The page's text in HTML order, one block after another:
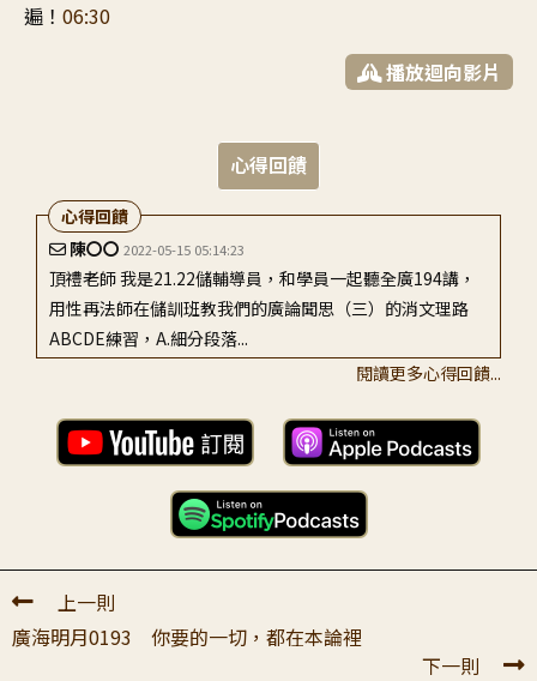
遍！ 06:30
播放迴向影片
心得回饋
陳〇〇 2022-05-15 05:14:23
頂禮老師 我是21.22儲輔導員，和學員一起聽全廣194講，
用性再法師在儲訓班教我們的廣論聞思（三）的消文理路
ABCDE練習，A.細分段落...
頂禮老師， 弟子聽了這一講內心很感動，感覺老師你有神
通都講到弟子的心裡，很有福報再這一生能聽聞『廣論』，
尤其值此疫情如此的嚴峻，我還可...
心得回饋
閱讀更多心得回饋...
上一則
廣海明月0193 你要的一切，都在本論裡
下一則